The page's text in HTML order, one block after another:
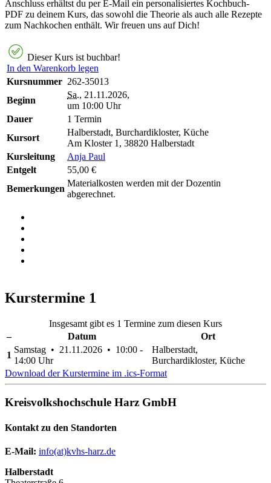
Anschluss erhältst du per E-Mail ein personalisiertes Kochbuch-
PDF zu deinem Kurs, das sowohl die Theorie als auch alle Rezepte
zum Nachkochen enthält. Wir freuen uns auf Dich!
Dieser Kurs ist buchbar!
In den Warenkorb legen
Kursnummer 262-35013
Beginn
Sa., 21.11.2026,
um 10:00 Uhr
Dauer
1 Termin
Kursort
Halberstadt, Burchardikloster, Küche
Am Kloster 1, 38820 Halberstadt
Kursleitung
Anja Paul
Entgelt
55,00 €
Bemerkungen
Materialkosten werden mit der Dozentin
abgerechnet.
Kurstermine 1
Insgesamt gibt es 1 Termine zum diesen Kurs
–
Datum
Ort
1
Samstag • 21.11.2026 • 10:00 -
14:00 Uhr
Halberstadt,
Burchardikloster, Küche
Download der Kurstermine im .ics-Format
Kreisvolkshochschule Harz GmbH
Kontakt zu den Standorten
E-Mail: info(at)kvhs-harz.de
Halberstadt